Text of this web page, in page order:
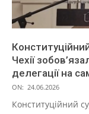
Чехії
делегації на
ON: 24.06.2026
Конституційний